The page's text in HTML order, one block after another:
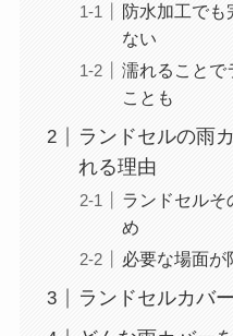
防水加工でも
ない
濡れることで
ことも
ランドセルの雨
れる理由
ランドセルそ
め
必要な場面が
ランドセルカバ